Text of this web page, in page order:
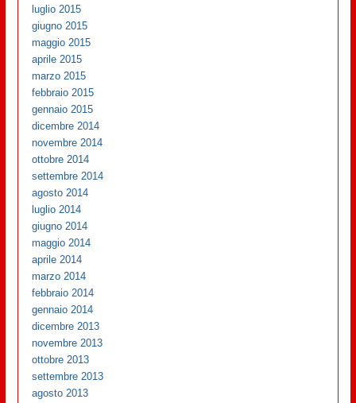
luglio 2015
giugno 2015
maggio 2015
aprile 2015
marzo 2015
febbraio 2015
gennaio 2015
dicembre 2014
novembre 2014
ottobre 2014
settembre 2014
agosto 2014
luglio 2014
giugno 2014
maggio 2014
aprile 2014
marzo 2014
febbraio 2014
gennaio 2014
dicembre 2013
novembre 2013
ottobre 2013
settembre 2013
agosto 2013